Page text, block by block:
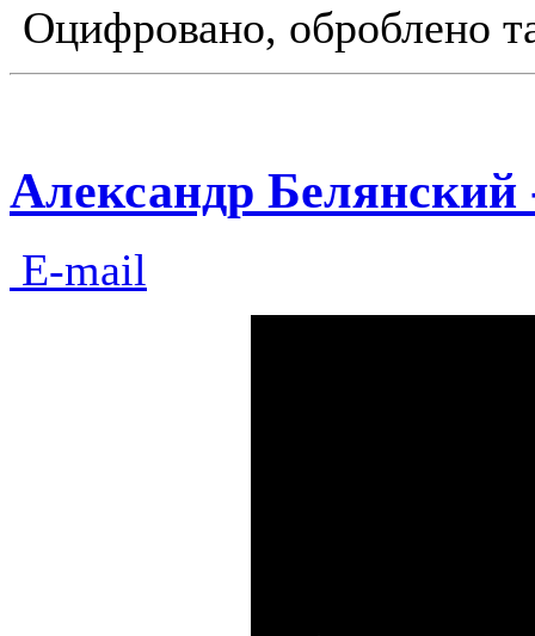
Оцифровано, оброблено
Александр Белянский
E-mail